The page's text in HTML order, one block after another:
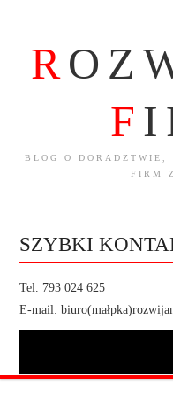
R
F
BLOG O DORADZTWIE,
FIRM
SZYBKI
Tel. 793 024 625
E-mail: